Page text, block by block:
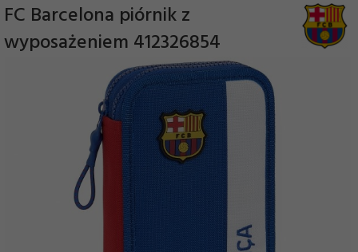
FC Barcelona piórnik z
wyposażeniem 412326854